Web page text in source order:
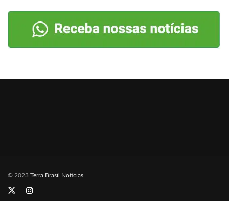
© 2023 Terra Brasil Notícias